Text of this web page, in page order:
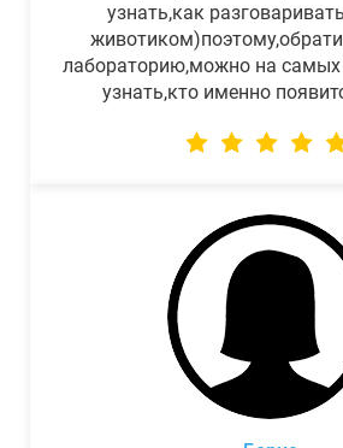
узнать,как
лабораторию,можно на самых
узнать,кто именно